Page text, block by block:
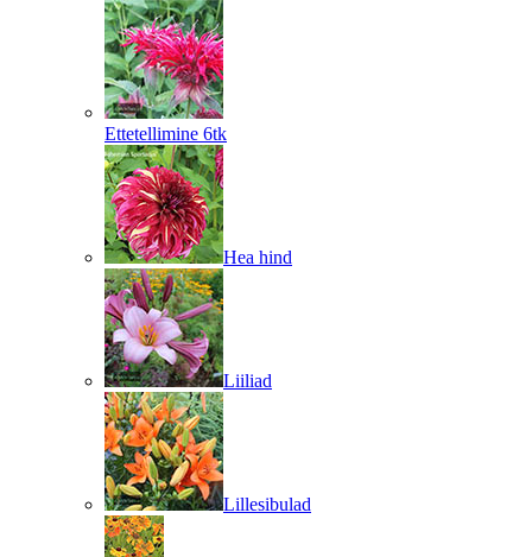
Ettetellimine 6tk
Hea hind
Liiliad
Lillesibulad